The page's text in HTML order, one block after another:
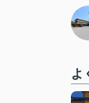
よ